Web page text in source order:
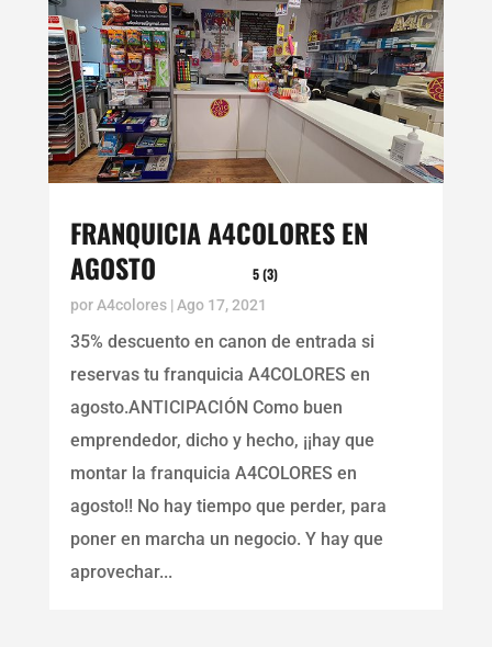
FRANQUICIA A4COLORES EN
AGOSTO
5 (3)
porA4colores| Ago 17, 2021
35% descuento en canon de entrada si
reservas tu franquicia A4COLORES en
agosto.ANTICIPACIÓN Como buen
emprendedor, dicho y hecho, ¡¡hay que
montar la franquicia A4COLORES en
agosto!! No hay tiempo que perder, para
poner en marcha un negocio. Y hay que
aprovechar...